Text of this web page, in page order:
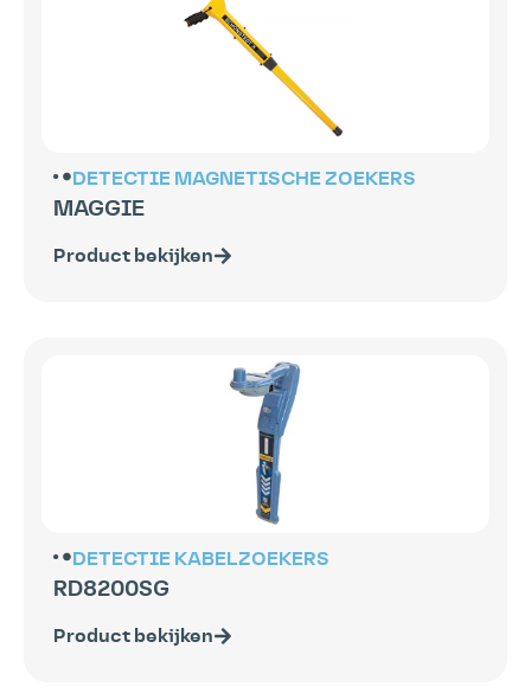
DETECTIE MAGNETISCHE ZOEKERS
MAGGIE
Product bekijken
DETECTIE KABELZOEKERS
RD8200SG
Product bekijken